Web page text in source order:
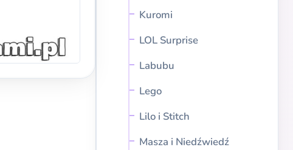
Kuromi
LOL Surprise
Labubu
Lego
Lilo i Stitch
Masza i Niedźwiedź